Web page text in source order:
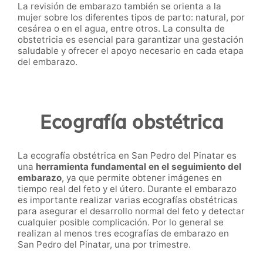
La revisión de embarazo también se orienta a la
mujer sobre los diferentes tipos de parto: natural, por
cesárea o en el agua, entre otros. La consulta de
obstetricia es esencial para garantizar una gestación
saludable y ofrecer el apoyo necesario en cada etapa
del embarazo.
Ecografía obstétrica
La ecografía obstétrica en San Pedro del Pinatar es
una herramienta fundamental en el seguimiento del
embarazo, ya que permite obtener imágenes en
tiempo real del feto y el útero. Durante el embarazo
es importante realizar varias ecografías obstétricas
para asegurar el desarrollo normal del feto y detectar
cualquier posible complicación. Por lo general se
realizan al menos tres ecografías de embarazo en
San Pedro del Pinatar, una por trimestre.